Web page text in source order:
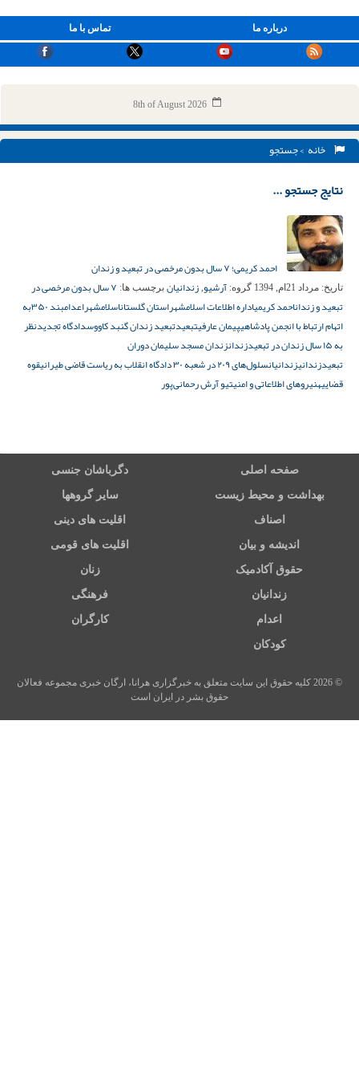
تماس با ما درباره ما
8th of August 2026
خانه > جستجو
نتایج جستجو ...
احمد کریمی؛ ۷ سال بدون مرخصی در تبعید و زندان
تاریخ: مرداد 21ام, 1394 گروه: آرشیو, زندانیان برچسب ها:
۷ سال بدون مرخصی در
تبعید و زنداناحمد کریمیاداره اطلاعات اسلامشهراستان گلستاناسلامشهراعدامبند ۳۵۰
به
اتهام ارتباط با انجمن پادشاهیپیمان عارفیتبعیدتبعید زندان گنبد کاووسدادگاه تجدیدنظر
به ۱۵ سال زندان در تبعید
زندانزندان مسجد سلیمان دوران
تبعیدزندانیزندانیانسلول‌های ۲۰۹ در شعبه ۳۰ دادگاه انقلاب به ریاست قاضی طیرانی
قوه
قضاییهنیروهای اطلاعاتی و امنیتیو آرش رحمانی‌پور
صفحه اصلی دگرباشان جنسی
بهداشت و محیط زیست سایر گروهها
اصناف اقلیت های دینی
اندیشه و بیان اقلیت های قومی
حقوق آکادمیک زنان
زندانیان فرهنگی
اعدام کارگران
کودکان
© 2026 کلیه حقوق این سایت متعلق به خبرگزاری هرانا، ارگان خبری مجموعه فعالان
حقوق بشر در ایران است